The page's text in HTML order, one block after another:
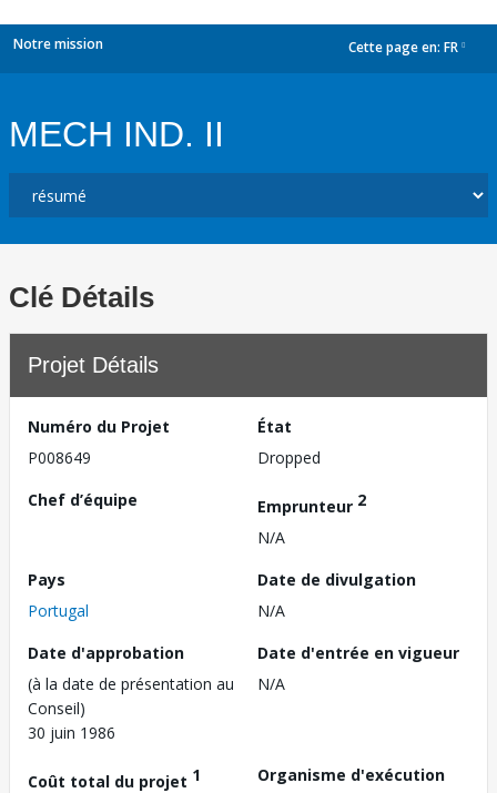
Notre mission Cette page en: FR
MECH IND. II
Clé Détails
Projet Détails
Numéro du Projet
P008649
État
Dropped
Chef d’équipe
Emprunteur 2
N/A
Pays
Portugal
Date de divulgation
N/A
Date d'approbation
(à la date de présentation au
Conseil)
30 juin 1986
Date d'entrée en vigueur
N/A
Coût total du projet 1
Organisme d'exécution